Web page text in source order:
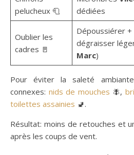
pelucheux 🧻
dédiées
Oublier les
cadres 🚪
Dépoussiérer +
dégraisser
Marc)
Pour éviter la saleté
connexes: nids de mouches 🪰,
toilettes assainies 🚽.
Résultat: moins de retouches et
après les coups de vent.